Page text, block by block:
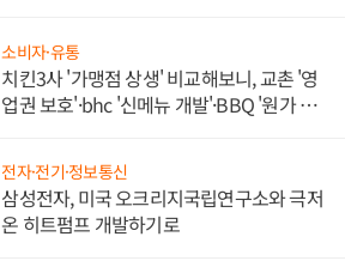
소비자·유통
치킨3사 '가맹점 상생' 비교해보니, 교촌 '영
업권 보호'·bhc '신메뉴 개발'·BBQ '원가 부
전자·전기·정보통신
삼성전자, 미국 오크리지국립연구소와 극저
온 히트펌프 개발하기로